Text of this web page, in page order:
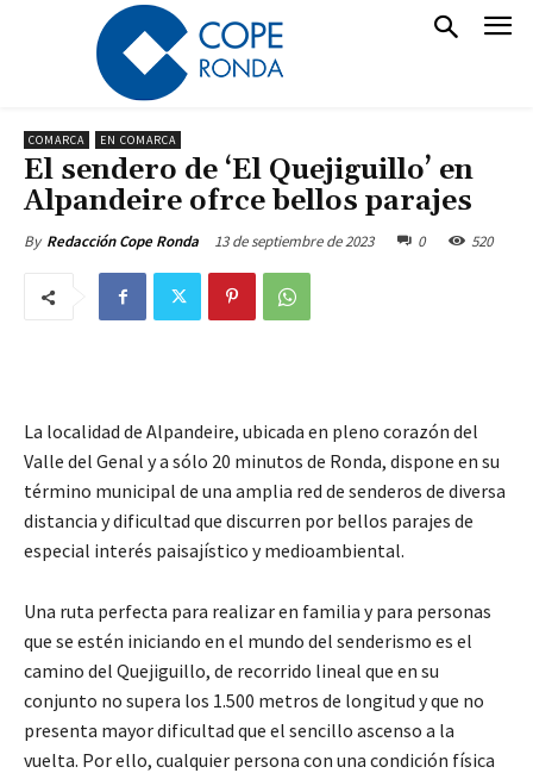
COMARCA EN COMARCA
El sendero de ‘El Quejiguillo’ en
Alpandeire ofrce bellos parajes
By Redacción Cope Ronda 13 de septiembre de 2023 0 520
La localidad de Alpandeire, ubicada en pleno corazón del
Valle del Genal y a sólo 20 minutos de Ronda, dispone en su
término municipal de una amplia red de senderos de diversa
distancia y dificultad que discurren por bellos parajes de
especial interés paisajístico y medioambiental.
Una ruta perfecta para realizar en familia y para personas
que se estén iniciando en el mundo del senderismo es el
camino del Quejiguillo, de recorrido lineal que en su
conjunto no supera los 1.500 metros de longitud y que no
presenta mayor dificultad que el sencillo ascenso a la
vuelta. Por ello, cualquier persona con una condición física